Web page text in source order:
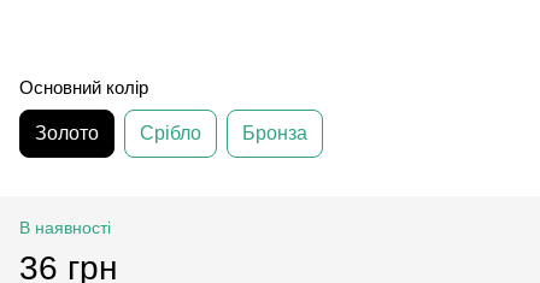
Основний колір
Золото Срібло Бронза
В наявності
36 грн